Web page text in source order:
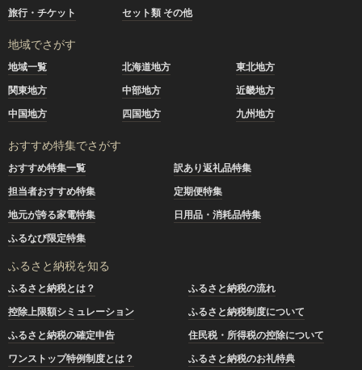
旅行・チケット
セット類 その他
地域でさがす
地域一覧 北海道地方
東北地方
関東地方
中部地方
近畿地方
中国地方
四国地方 九州地方
おすすめ特集でさがす
おすすめ特集一覧
訳あり返礼品特集
担当者おすすめ特集
定期便特集
地元が誇る家電特集
日用品・消耗品特集
ふるなび限定特集
ふるさと納税を知る
ふるさと納税とは？
ふるさと納税の流れ
控除上限額シミュレーション
ふるさと納税制度について
ふるさと納税の確定申告
住民税・所得税の控除について
ワンストップ特例制度とは？
ふるさと納税のお礼特典